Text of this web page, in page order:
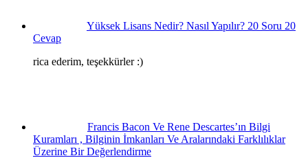
Yüksek Lisans Nedir? Nasıl Yapılır? 20 Soru 20
Cevap
rica ederim, teşekkürler :)
Francis Bacon Ve Rene Descartes’ın Bilgi
Kuramları , Bilginin İmkanları Ve Aralarındaki Farklılıklar
Üzerine Bir Değerlendirme